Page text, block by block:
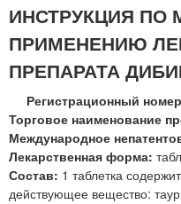
К
О
®
т
а
б
л
е
т
ИНСТРУКЦИЯ ПО
ПРИМЕНЕНИЮ
ПРЕПАРАТА
Регистрационный
Торговое наименование
Международное
Лекарственная форма:
Состав: 1 таблетка
действующее вещество: